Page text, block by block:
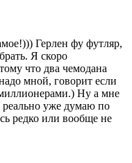
Герлен фу футляр,
Я скоро
что два чемодана
мной, говорит если
Ну а мне
уже думаю по
редко или вообще не